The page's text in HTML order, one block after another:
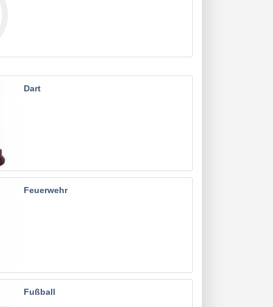
Dart
Feuerwehr
Fußball